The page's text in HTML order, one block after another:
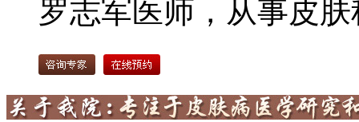
罗志军医师，从事皮